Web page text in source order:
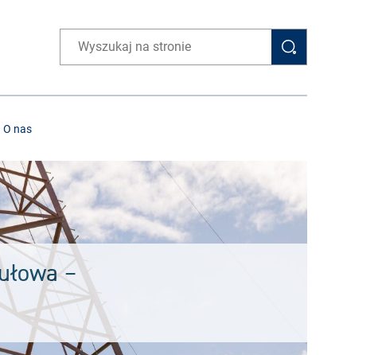
Wpisz wyszukiwaną frazę
O nas
–